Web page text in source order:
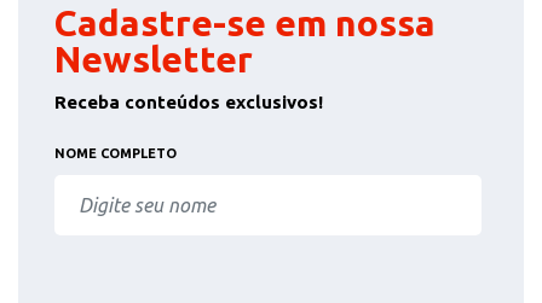
Cadastre-se em nossa
Newsletter
Receba conteúdos exclusivos!
NOME COMPLETO